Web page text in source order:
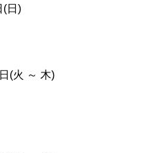
(日)
(火 ～ 木)